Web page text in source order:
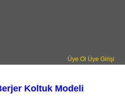
Üye Ol Üye Girişi
Koltuk Modeli